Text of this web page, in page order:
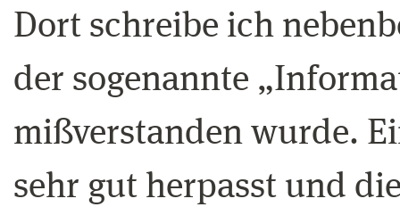
Dort schreibe ich
der sogenannte
mißverstanden wurde.
sehr gut herpasst und